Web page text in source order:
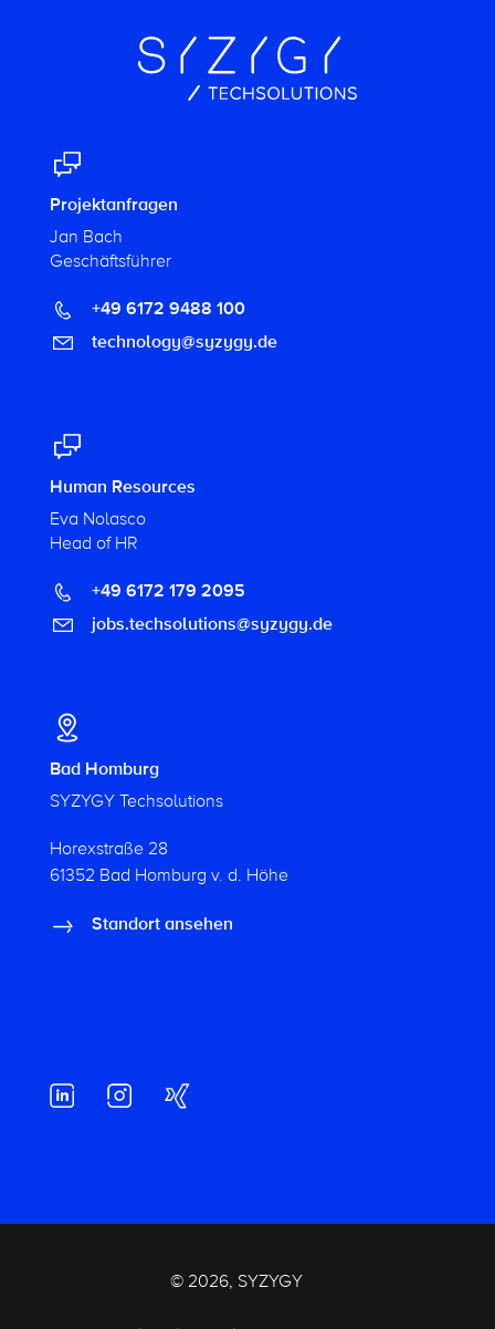
Projektanfragen
Jan Bach
Geschäftsführer
+49 6172 9488 100
technology@syzygy.de
Human Resources
Eva Nolasco
Head of HR
+49 6172 179 2095
jobs.techsolutions@syzygy.de
Bad Homburg
SYZYGY Techsolutions
Horexstraße 28
61352 Bad Homburg v. d. Höhe
Standort ansehen
© 2026, SYZYGY